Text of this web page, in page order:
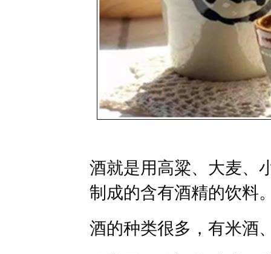
酒就是用高粱、大麦、
制成的含有酒精的饮料
酒的种类很多，有米酒